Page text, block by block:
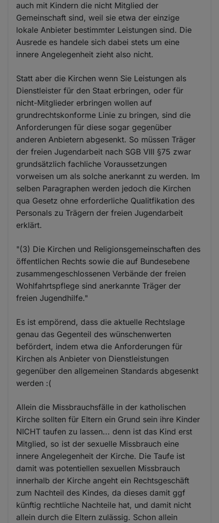
auch mit Kindern die nicht Mitglied der
Gemeinschaft sind, weil sie etwa der einzige
lokale Anbieter bestimmter Leistungen sind. Die
Ausrede es handele sich dabei stets um eine
innere Angelegenheit zieht also nicht.
Statt aber die Kirchen wenn Sie Leistungen als
Dienstleister für den Staat erbringen, oder für
nicht-Mitglieder erbringen wollen auf
grundrechtskonforme Linie zu bringen, sind die
Anforderungen für diese sogar gegenüber
anderen Anbietern abgesenkt. So müssen Träger
der freien Jugendarbeit nach SGB VIII §75 zwar
grundsätzlich fachliche Voraussetzungen
vorweisen um als solche anerkannt zu werden. Im
selben Paragraphen werden jedoch die Kirchen
qua Gesetz ohne erforderliche Qualitfikation des
Personals zu Trägern der freien Jugendarbeit
erklärt.
"(3) Die Kirchen und Religionsgemeinschaften des
öffentlichen Rechts sowie die auf Bundesebene
zusammengeschlossenen Verbände der freien
Wohlfahrtspflege sind anerkannte Träger der
freien Jugendhilfe."
Es ist empörend, dass die aktuelle Rechtslage
genau das Gegenteil des wünschenwerten
befördert, indem etwa die Anforderungen für
Kirchen als Anbieter von Dienstleistungen
gegenüber den allgemeinen Standards abgesenkt
werden :(
Allein die Missbrauchsfälle in der katholischen
Kirche sollten für Eltern ein Grund sein ihre Kinder
NICHT taufen zu lassen... denn ist das Kind erst
Mitglied, so ist der sexuelle Missbrauch eine
innere Angelegenheit der Kirche. Die Taufe ist
damit was potentiellen sexuellen Missbrauch
innerhalb der Kirche angeht ein Rechtsgeschäft
zum Nachteil des Kindes, da dieses damit ggf
künftig rechtliche Nachteile hat, und damit nicht
allein durch die Eltern zulässig. Schon allein